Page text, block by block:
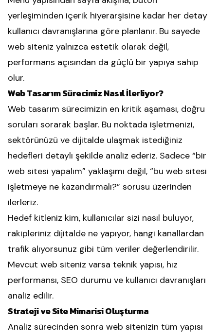
yerleşiminden içerik hiyerarşisine kadar her detay
kullanıcı davranışlarına göre planlanır. Bu sayede
web siteniz yalnızca estetik olarak değil,
performans açısından da güçlü bir yapıya sahip
olur.
Web Tasarım Sürecimiz Nasıl İlerliyor?
Web tasarım sürecimizin en kritik aşaması, doğru
soruları sorarak başlar. Bu noktada işletmenizi,
sektörünüzü ve dijitalde ulaşmak istediğiniz
hedefleri detaylı şekilde analiz ederiz. Sadece “bir
web sitesi yapalım” yaklaşımı değil, “bu web sitesi
işletmeye ne kazandırmalı?” sorusu üzerinden
ilerleriz.
Hedef kitleniz kim, kullanıcılar sizi nasıl buluyor,
rakipleriniz dijitalde ne yapıyor, hangi kanallardan
trafik alıyorsunuz gibi tüm veriler değerlendirilir.
Mevcut web siteniz varsa teknik yapısı, hız
performansı, SEO durumu ve kullanıcı davranışları
analiz edilir.
Strateji ve Site Mimarisi Oluşturma
Analiz sürecinden sonra web sitenizin tüm yapısı